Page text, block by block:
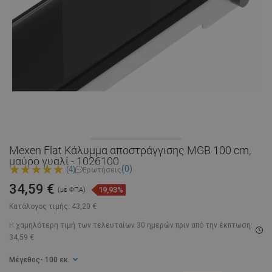
Mexen Flat Κάλυμμα αποστράγγισης MGB 100 cm,
μαύρο γυαλί - 1026100
(4) Ερωτήσεις(0)
Κατάλογος τιμής: 43,20 €
34,59 € (με ΦΠΑ) 19,93%
Η χαμηλότερη τιμή των τελευταίων 30 ημερών πριν από την έκπτωση:
34,59 €
Μέγεθος - 100 εκ.